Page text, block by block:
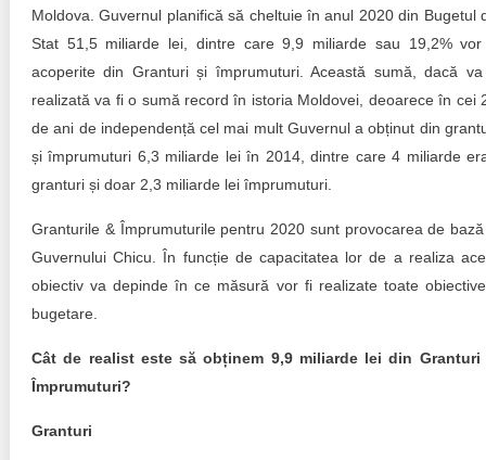
The best and the worst local policies in Moldova
Democracy, independence and transparency of key
public institutions in Moldova
Public procurement
Moldova. Guvernul planifică să cheltuie în anul 2020 din Bugetul
Stat 51,5 miliarde lei, dintre care 9,9 miliarde sau 19,2%
acoperite din Granturi și împrumuturi. Această sumă, dacă
realizată va fi o sumă record în istoria Moldovei, deoarece în cei
de ani de independență cel mai mult Guvernul a obținut din
și împrumuturi 6,3 miliarde lei în 2014, dintre care 4 miliarde
granturi și doar 2,3 miliarde lei împrumuturi.
Granturile & Împrumuturile pentru 2020 sunt provocarea de
Guvernului Chicu. În funcție de capacitatea lor de a realiza
obiectiv va depinde în ce măsură vor fi realizate toate
bugetare.
Cât de realist este să obținem 9,9 miliarde lei din Granturi
Împrumuturi?
Granturi